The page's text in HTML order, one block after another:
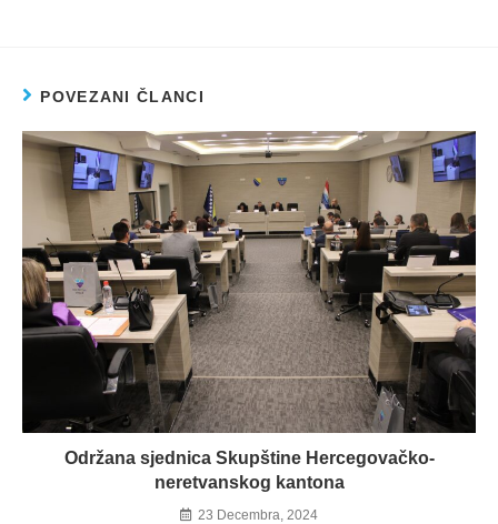
POVEZANI ČLANCI
Održana sjednica Skupštine Hercegovačko-
neretvanskog kantona
23 Decembra, 2024